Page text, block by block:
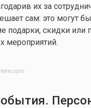
их за
сам: это могут
подарки, скидки или
мероприятий.